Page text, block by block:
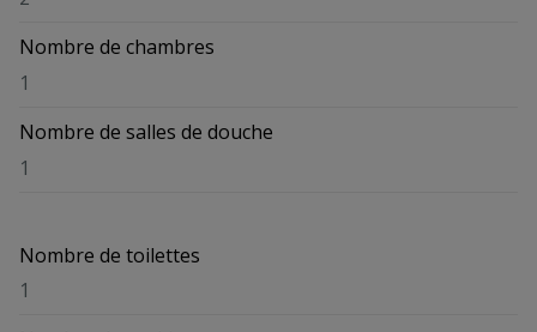
Nombre de chambres
1
Nombre de salles de douche
1
Nombre de toilettes
1